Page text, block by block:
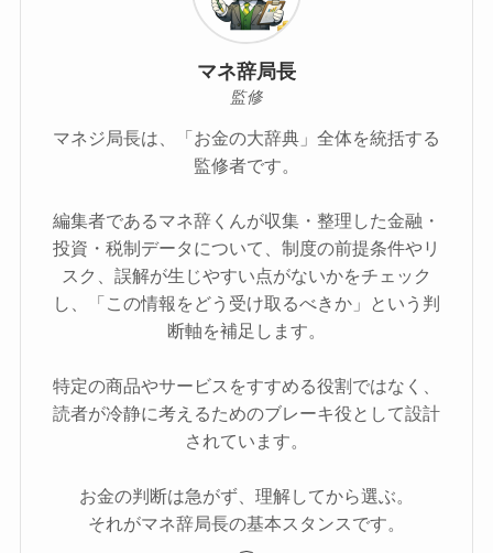
マネ辞局長
監修
マネジ局長は、「お金の大辞典」全体を統括する
監修者です。
編集者であるマネ辞くんが収集・整理した金融・
投資・税制データについて、制度の前提条件やリ
スク、誤解が生じやすい点がないかをチェック
し、「この情報をどう受け取るべきか」という判
断軸を補足します。
特定の商品やサービスをすすめる役割ではなく、
読者が冷静に考えるためのブレーキ役として設計
されています。
お金の判断は急がず、理解してから選ぶ。
それがマネ辞局長の基本スタンスです。